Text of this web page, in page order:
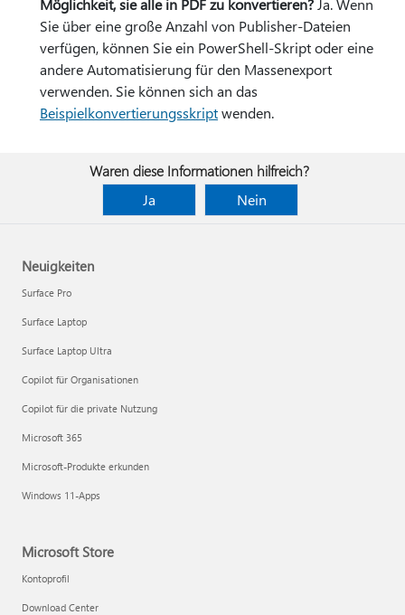
Möglichkeit, sie alle in PDF zu konvertieren? Ja. Wenn
Sie über eine große Anzahl von Publisher-Dateien
verfügen, können Sie ein PowerShell-Skript oder eine
andere Automatisierung für den Massenexport
verwenden. Sie können sich an das
Beispielkonvertierungsskriptwenden.
Waren diese Informationen hilfreich?
Ja
Nein
Neuigkeiten
Surface Pro
Surface Laptop
Surface Laptop Ultra
Copilot für Organisationen
Copilot für die private Nutzung
Microsoft 365
Microsoft-Produkte erkunden
Windows 11-Apps
Microsoft Store
Kontoprofil
Download Center